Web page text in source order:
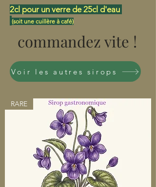
2cl pour un verre de 25cl d'eau
(soit une cuillère à café)
commandez vite !
Voir les autres sirops
RARE